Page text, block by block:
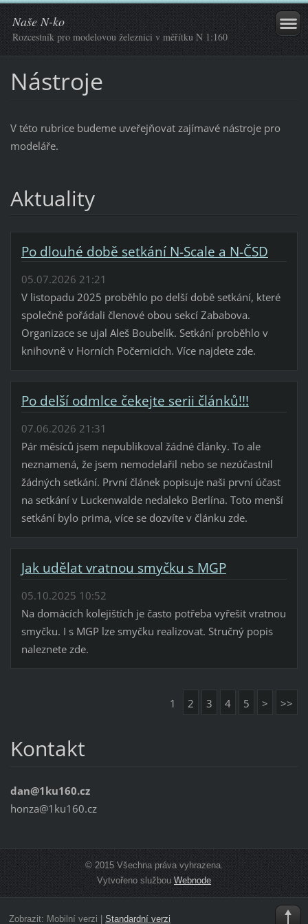
Naše N-ko
Rozcestník pro modelovou železnici v měřítku N 1:160
Nástroje
V této rubrice budeme uveřejňovat zajímavé nástroje pro
modeláře.
Aktuality
Po dlouhé době setkání N-Scale a N-ČSD
05.07.2026 21:21
V listopadu 2025 proběhlo po delší době setkání, které
společně pořádali členové obou sekcí Zababova.
Organizace se ujal Aleš Boubelík. Setkání proběhlo v
knihovně v Horních Počernicích. Více najdete zde.
Po delší odmlce čekejte serii článků!!!
07.06.2026 21:31
Pár měsíců jsem nepublikoval žádné články. To ale
neznamená, že jsem nemodelařil nebo se nezúčastnil
žádných setkání. První článek popisuje naši první účast
na setkání v Luckenwalde nedaleko Berlína. Toto menší
setkání bylo prima, více se dozvíte v článku zde.
Jak udělat vratnou smyčku s MGP
05.10.2025 10:52
Na domácích kolejištích je často potřeba vyřešit vratnou
smyčku. I s MGP lze smyčku realizovat. Stručný popis
naleznete zde.
1 2 3 4 5 > >>
Kontakt
dan@1ku160.cz
honza@1ku160.cz
© 2015 Všechna práva vyhrazena.
Vytvořeno službou Webnode
Zobrazit: Mobilní verzi | Standardní verzi